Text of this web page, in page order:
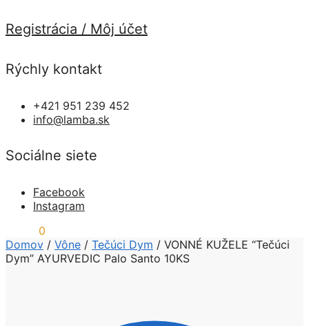
Registrácia / Môj účet
Rýchly kontakt
+421 951 239 452
info@lamba.sk
Sociálne siete
Facebook
Instagram
0
Domov / Vône / Tečúci Dym / VONNÉ KUŽELE “Tečúci
Dym” AYURVEDIC Palo Santo 10KS